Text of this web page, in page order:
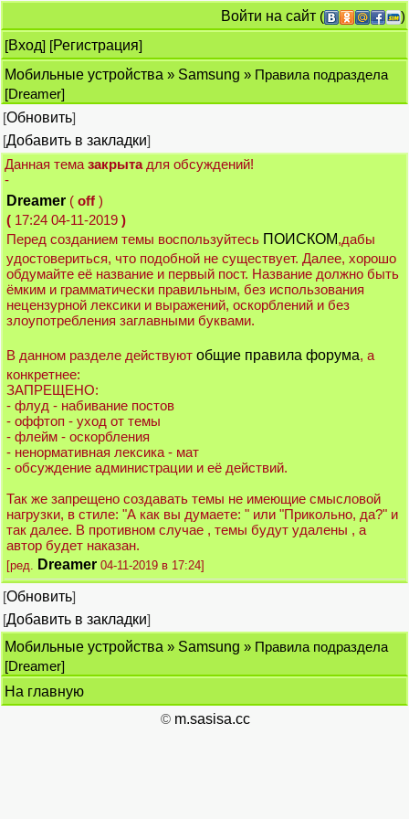
Войти на сайт (
)
[Вход] [Регистрация]
Мобильные устройства » Samsung » Правила подраздела
[Dreamer]
[Обновить]
[Добавить в закладки]
Данная тема закрытадля обсуждений!
-
Dreamer ( off )
( 17:24 04-11-2019 )
Перед созданием темы воспользуйтесь ПОИСКОМ,дабы
удостовериться, что подобной не существует. Далее, хорошо
обдумайте её название и первый пост. Название должно быть
ёмким и грамматически правильным, без использования
нецензурной лексики и выражений, оскорблений и без
злоупотребления заглавными буквами.
В данном разделе действуют общие правила форума, а
конкретнее:
ЗАПРЕЩЕНО:
- флуд - набивание постов
- оффтоп - уход от темы
- флейм - оскорбления
- ненормативная лексика - мат
- обсуждение администрации и её действий.
Так же запрещено создавать темы не имеющие смысловой
нагрузки, в стиле: "А как вы думаете: " или "Прикольно, да?" и
так далее. В противном случае , темы будут удалены , а
автор будет наказан.
[ред. Dreamer 04-11-2019 в 17:24]
[Обновить]
[Добавить в закладки]
Мобильные устройства » Samsung » Правила подраздела
[Dreamer]
На главную
© m.sasisa.cc